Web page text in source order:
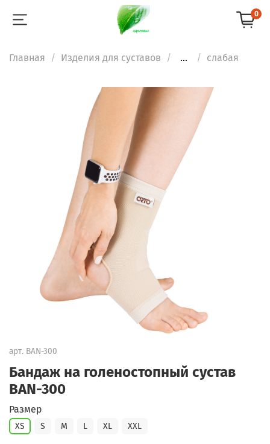
0
Главная Изделия для суставов ... слабая
арт. BAN-300
Бандаж на голеностопный сустав
BAN-300
Размер
XS S M L XL XXL